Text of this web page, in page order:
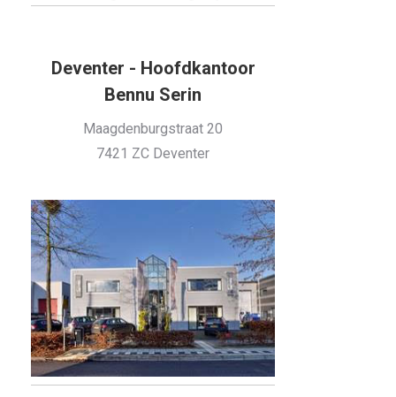
Deventer - Hoofdkantoor
Bennu Serin
Maagdenburgstraat 20
7421 ZC Deventer